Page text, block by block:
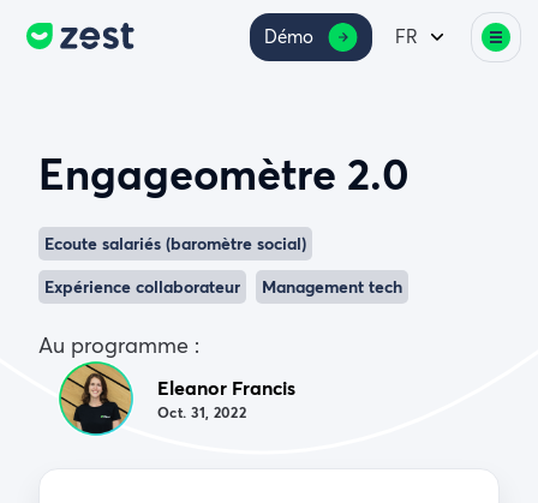
Démo FR
Engageomètre 2.0
Ecoute salariés (baromètre social)
Expérience collaborateur
Management tech
Au programme :
Eleanor Francis
Oct. 31, 2022